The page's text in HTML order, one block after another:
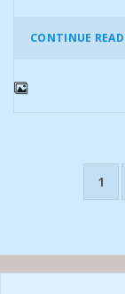
CONTINUE
1